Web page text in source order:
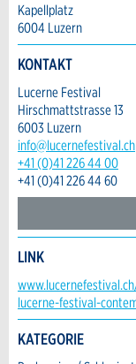
Nachricht
* Eingabe
Zur
Mail an guidle
* Eingabe
ANZEIGE
Schliessen
Firma /
Adresszusatz:
Strasse und Nr.
E-Mail *:
Kapellplatz
6004 Luzern
KONTAKT
Lucerne Festival
Hirschmattstrasse 13
6003 Luzern
info@lucernefestival.ch
+41 (0)41 226 44 00
+41 (0)41 226 44 60
Kontakt
Verfassen Sie
Anzeige.
LINK
lucerne-festival-
KATEGORIE